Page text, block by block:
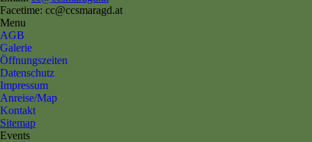
Facetime: cc@ccsmaragd.at
Menu
AGB
Galerie
Öffnungszeiten
Datenschutz
Impressum
Anreise/Map
Kontakt
Sitemap
Events